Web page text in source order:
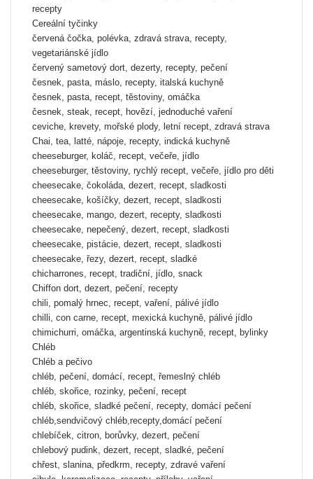
recepty
Cereální tyčinky
červená čočka, polévka, zdravá strava, recepty,
vegetariánské jídlo
červený sametový dort, dezerty, recepty, pečení
česnek, pasta, máslo, recepty, italská kuchyně
česnek, pasta, recept, těstoviny, omáčka
česnek, steak, recept, hovězí, jednoduché vaření
ceviche, krevety, mořské plody, letní recept, zdravá strava
Chai, tea, latté, nápoje, recepty, indická kuchyně
cheeseburger, koláč, recept, večeře, jídlo
cheeseburger, těstoviny, rychlý recept, večeře, jídlo pro děti
cheesecake, čokoláda, dezert, recept, sladkosti
cheesecake, košíčky, dezert, recept, sladkosti
cheesecake, mango, dezert, recepty, sladkosti
cheesecake, nepečený, dezert, recept, sladkosti
cheesecake, pistácie, dezert, recept, sladkosti
cheesecake, řezy, dezert, recept, sladké
chicharrones, recept, tradiční, jídlo, snack
Chiffon dort, dezert, pečení, recepty
chili, pomalý hrnec, recept, vaření, pálivé jídlo
chilli, con carne, recept, mexická kuchyně, pálivé jídlo
chimichurri, omáčka, argentinská kuchyně, recept, bylinky
Chléb
Chléb a pečivo
chléb, pečení, domácí, recept, řemeslný chléb
chléb, skořice, rozinky, pečení, recept
chléb, skořice, sladké pečení, recepty, domácí pečení
chléb,sendvičový chléb,recepty,domácí pečení
chlebíček, citron, borůvky, dezert, pečení
chlebový pudink, dezert, recept, sladké, pečení
chřest, slanina, předkrm, recepty, zdravé vaření